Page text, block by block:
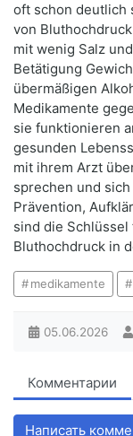
oft schon deutlich
von
mit wenig Salz
Betätigung
übermäßigen
Medikamente
sie funktionieren
gesunden
mit ihrem Arzt
sprechen und
Prävention,
sind die
Bluthochdruck in
medikamente
05.06.2026
Комментарии
Написать